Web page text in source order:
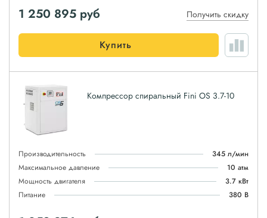
1 250 895 руб Получить скидку
Купить
Компрессор спиральный Fini OS 3.7-10
Производительность
345 л/мин
Максимальное давление
10 атм
Мощность двигателя
3.7 кВт
Питание
380 В